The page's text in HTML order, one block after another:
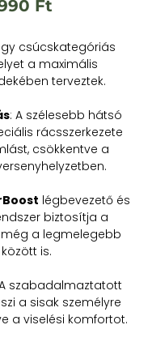
Ft
csúcskategóriás
a maximális
terveztek.
: A szélesebb hátsó
rácsszerkezete
csökkentve a
légbevezető és
biztosítja a
a legmelegebb
is.
szabadalmaztatott
a sisak személyre
a viselési komfortot.